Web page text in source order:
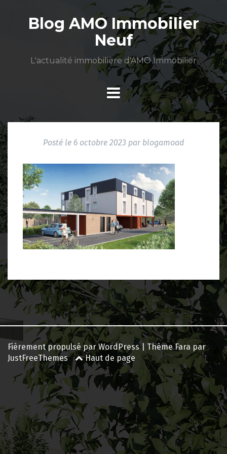
contenuBlog AMO Immobilier
Neuf
L'actualité immobilière d'AMO Immobilier
Posté le 6 octobre 2023 par blogamoad
Navigation
des
articles
Fièrement propulsé par WordPress |ThèmeFara par
JustFreeThemes
Haut de page